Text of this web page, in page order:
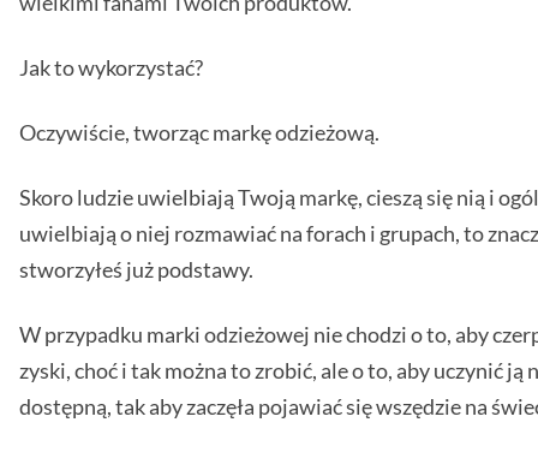
Jak to wykorzystać?
Oczywiście, tworząc markę odzieżową.
Skoro ludzie uwielbiają Twoją markę, cieszą się nią i
uwielbiają o niej rozmawiać na forach i grupach, to
stworzyłeś już podstawy.
W przypadku marki odzieżowej nie chodzi o to, aby
zyski, choć i tak można to zrobić, ale o to, aby uczynić ją
dostępną, tak aby zaczęła pojawiać się wszędzie na